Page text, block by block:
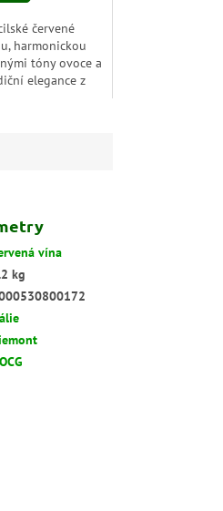
červené
harmonickou
tóny ovoce a
elegance z
vína
kg